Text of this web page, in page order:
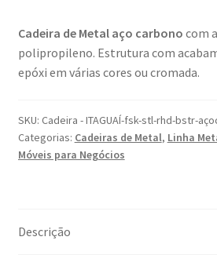
Home
Política de reembolso e devoluções
Cadeira de Metal aço carbono com
polipropileno. Estrutura com
epóxi em várias cores ou cromada.
SKU: Cadeira - ITAGUAÍ-fsk-stl-rhd-bstr-
Categorias: Cadeiras de Metal, Linha
Móveis para Negócios
Descrição